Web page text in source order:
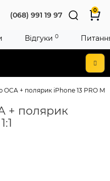
(068) 991 19 97
0
OCA + полярик iPhone 13 PRO
+ полярик
Відгуки 0